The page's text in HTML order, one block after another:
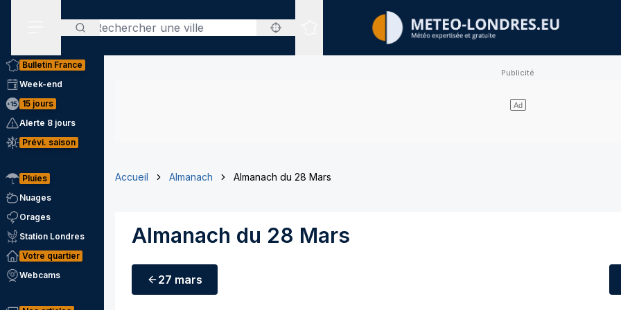
Rechercher
Sites expertisés
Bulletin France
Week-end
15 jours
Alerte 8 jours
Prévi. saison
Pluies
Nuages
Orages
Station Londres
Votre quartier
Webcams
Accueil Almanach Almanach du 28 Mars
Almanach du 28 Mars
27 mars